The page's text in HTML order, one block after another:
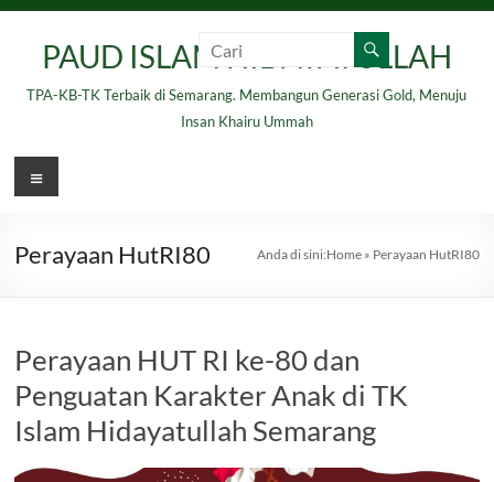
contentPAUD ISLAM HIDAYATULLAH
TPA-KB-TK Terbaik di Semarang. Membangun Generasi Gold, Menuju
Insan Khairu Ummah
Menu
Perayaan HutRI80 Anda di sini:Home» Perayaan HutRI80
Perayaan HUT RI ke-80 dan
Penguatan Karakter Anak di TK
Islam Hidayatullah Semarang